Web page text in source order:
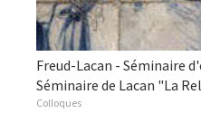
Freud-Lacan - Séminaire
Séminaire de Lacan "La
Colloques